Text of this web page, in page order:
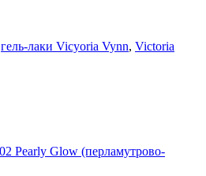
гель-лаки Vicyoria Vynn, Victoria